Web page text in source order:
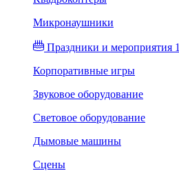
Микронаушники
Праздники и мероприятия 1
Корпоративные игры
Звуковое оборудование
Световое оборудование
Дымовые машины
Сцены